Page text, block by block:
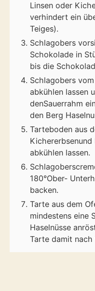
Linsen oder
verhindert ein
Teiges).
Schlagobers
Schokolade in
bis die
Schlagobers
abkühlen lassen
denSauerrahm
den Berg
Tarteboden aus
abkühlen lassen.
180°Ober-
backen.
Tarte aus dem
mindestens eine
Haselnüsse
Tarte damit nach